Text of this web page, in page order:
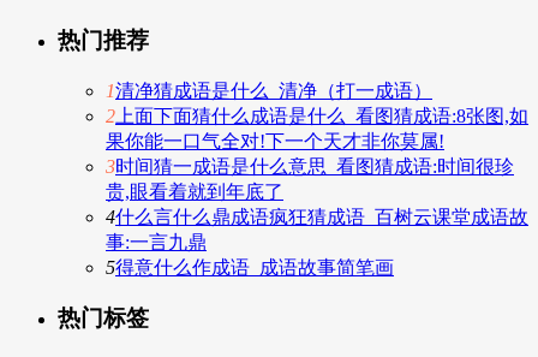
热门推荐
1清净猜成语是什么_清净（打一成语）
2 上面下面猜什么成语是什么_看图猜成语:8张图,如
果你能一口气全对!下一个天才非你莫属!
3时间猜一成语是什么意思_看图猜成语:时间很珍
贵,眼看着就到年底了
4什么言什么鼎成语疯狂猜成语_百树云课堂成语故
事:一言九鼎
5得意什么作成语_成语故事简笔画
热门标签